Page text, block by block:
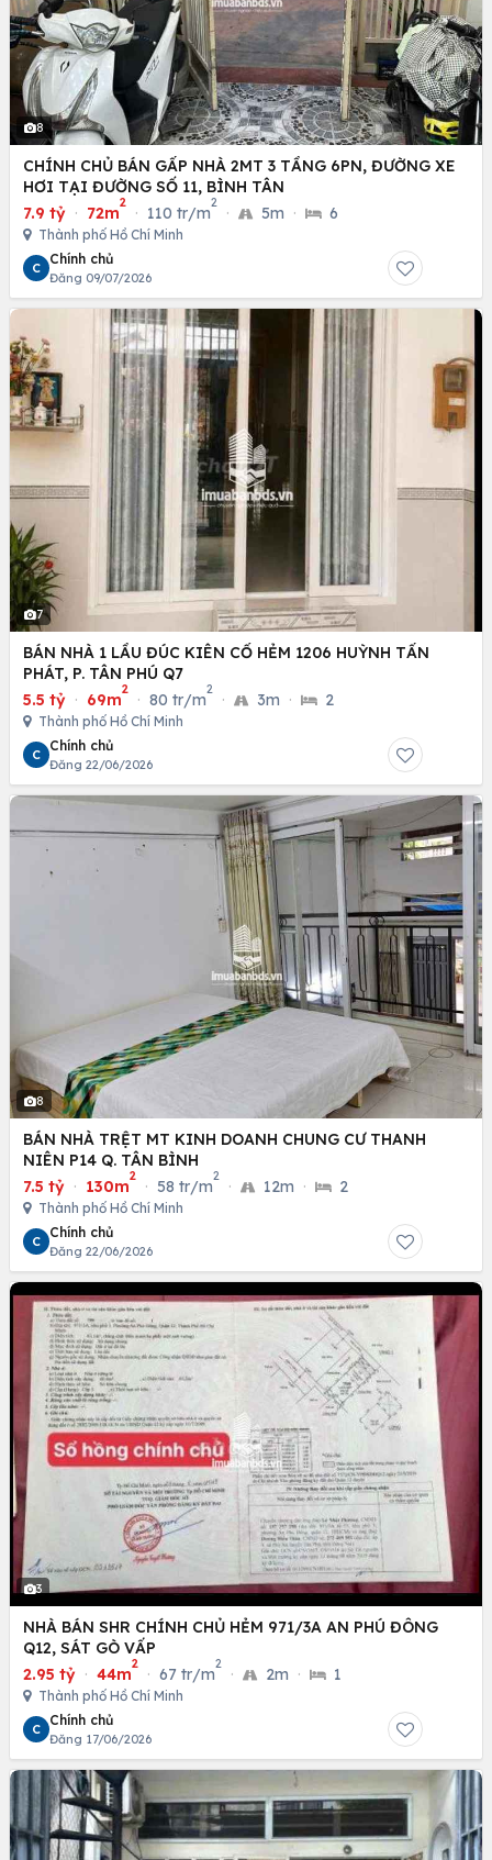
8
CHÍNH CHỦ BÁN GẤP NHÀ 2MT 3 TẦNG 6PN, ĐƯỜNG XE
HƠI TẠI ĐƯỜNG SỐ 11, BÌNH TÂN
7.9 tỷ · 72m
2
· 110 tr/m
2
· 5m · 6
Thành phố Hồ Chí Minh
C
Chính chủ
Đăng 09/07/2026
7
BÁN NHÀ 1 LẦU ĐÚC KIÊN CỐ HẺM 1206 HUỲNH TẤN
PHÁT, P. TÂN PHÚ Q7
5.5 tỷ · 69m
2
· 80 tr/m
2
· 3m · 2
Thành phố Hồ Chí Minh
C
Chính chủ
Đăng 22/06/2026
8
BÁN NHÀ TRỆT MT KINH DOANH CHUNG CƯ THANH
NIÊN P14 Q. TÂN BÌNH
7.5 tỷ · 130m
2
· 58 tr/m
2
· 12m · 2
Thành phố Hồ Chí Minh
C
Chính chủ
Đăng 22/06/2026
3
NHÀ BÁN SHR CHÍNH CHỦ HẺM 971/3A AN PHÚ ĐÔNG
Q12, SÁT GÒ VẤP
2.95 tỷ · 44m
2
· 67 tr/m
2
· 2m · 1
Thành phố Hồ Chí Minh
C
Chính chủ
Đăng 17/06/2026